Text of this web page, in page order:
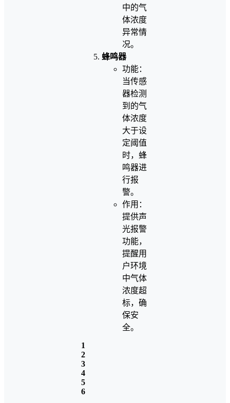
中的气
体浓度
异常情
况。
蜂鸣器
功能：
当传感
器检测
到的气
体浓度
大于设
定阈值
时，蜂
鸣器进
行报
警。
作用：
提供声
光报警
功能，
提醒用
户环境
中气体
浓度超
标，确
保安
全。
1
2
3
4
5
6